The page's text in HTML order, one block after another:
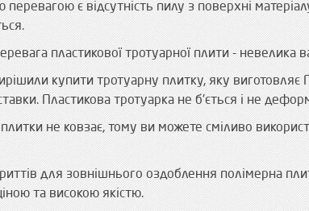
є відсутність пилу з поверхні
пластикової тротуарної плити - невелика
купити тротуарну плитку, яку
Пластикова тротуарка не б'ється і не
не ковзає, тому ви можете сміливо
для зовнішнього оздоблення полімерна
та високою якістю.